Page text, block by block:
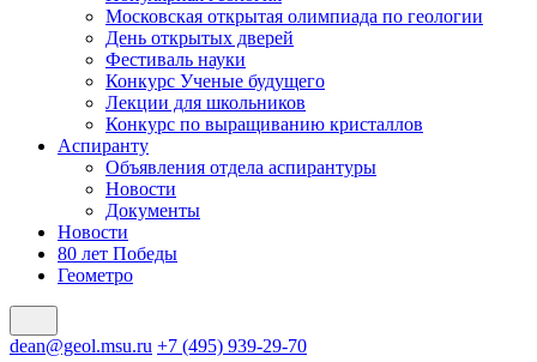
Московская открытая олимпиада по геологии
День открытых дверей
Фестиваль науки
Конкурс Ученые будущего
Лекции для школьников
Конкурс по выращиванию кристаллов
Аспиранту
Объявления отдела аспирантуры
Новости
Документы
Новости
80 лет Победы
Геометро
dean@geol.msu.ru +7 (495) 939-29-70